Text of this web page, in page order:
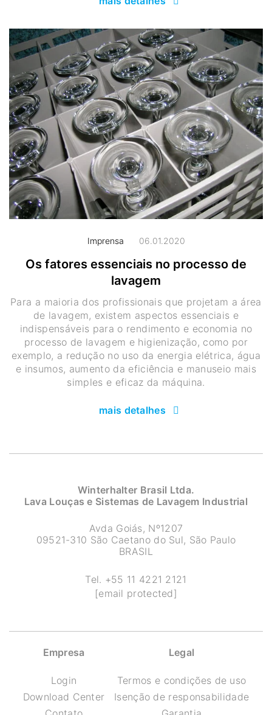
Imprensa 06.01.2020
Os fatores essenciais no processo de
lavagem
Para a maioria dos profissionais que projetam a área
de lavagem, existem aspectos essenciais e
indispensáveis para o rendimento e economia no
processo de lavagem e higienização, como por
exemplo, a redução no uso da energia elétrica, água
e insumos, aumento da eficiência e manuseio mais
simples e eficaz da máquina.
mais detalhes
Winterhalter Brasil Ltda.
Lava Louças e Sistemas de Lavagem Industrial
Avda Goiás, Nº1207
09521-310 São Caetano do Sul, São Paulo
BRASIL
Tel. +55 11 4221 2121
[email protected]
Empresa
Login
Download Center
Legal
Termos e condições de uso
Isenção de responsabilidade